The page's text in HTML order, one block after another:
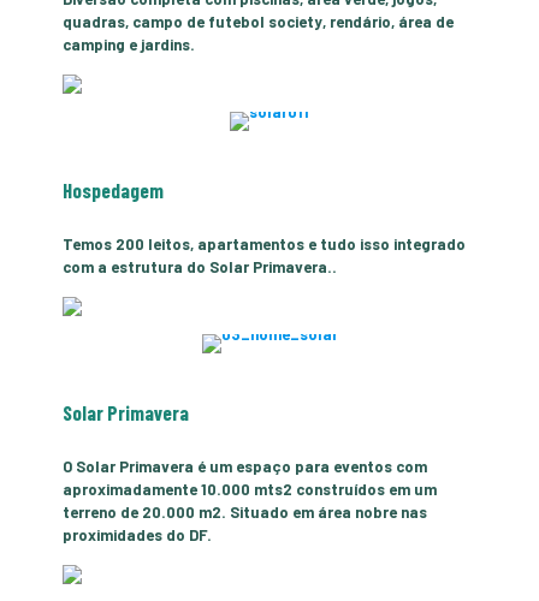
quadras, campo de futebol society, rendário, área de
camping e jardins.
Hospedagem
Temos 200 leitos, apartamentos e tudo isso integrado
com a estrutura do Solar Primavera..
Solar Primavera
O Solar Primavera é um espaço para eventos com
aproximadamente 10.000 mts2 construídos em um
terreno de 20.000 m2. Situado em área nobre nas
proximidades do DF.